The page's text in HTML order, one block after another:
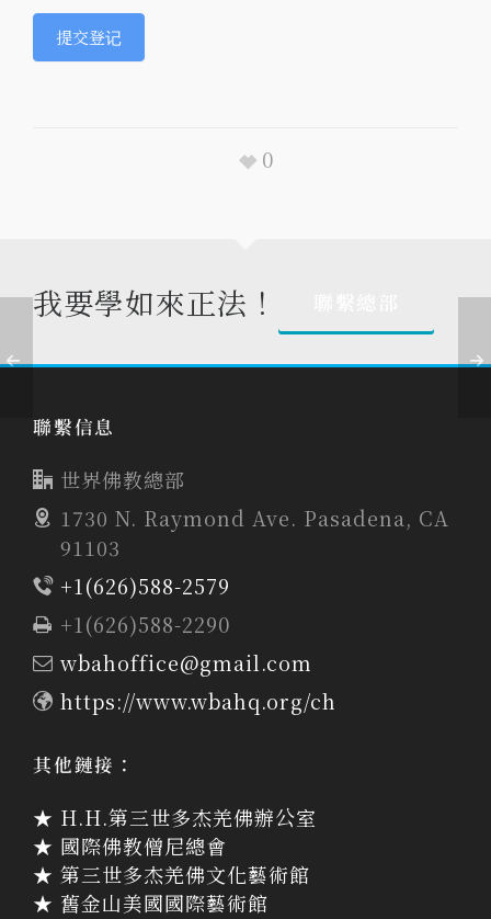
提交登记
0
我要學如來正法！
聯繫信息
世界佛教總部
1730 N. Raymond Ave. Pasadena, CA
91103
+1(626)588-2579
+1(626)588-2290
wbahoffice@gmail.com
https://www.wbahq.org/ch
其他鏈接：
★ H.H.第三世多杰羌佛辦公室
★ 國際佛教僧尼總會
★ 第三世多杰羌佛文化藝術館
★ 舊金山美國國際藝術館